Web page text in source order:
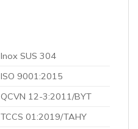
Inox SUS 304
ISO 9001:2015
QCVN 12-3:2011/BYT
TCCS 01:2019/TAHY